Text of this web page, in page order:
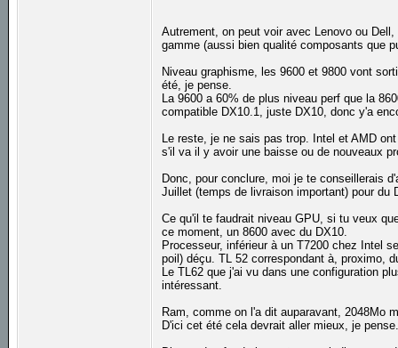
Autrement, on peut voir avec Lenovo ou
gamme (aussi bien qualité composants que
Niveau graphisme, les 9600 et 9800 vont
été, je pense.
La 9600 a 60% de plus niveau perf que la
compatible DX10.1, juste DX10, donc y'a
Le reste, je ne sais pas trop. Intel et AMD
s'il va il y avoir une baisse ou de nouveaux
Donc, pour conclure, moi je te conseillerais
Juillet (temps de livraison important) pour du
Ce qu'il te faudrait niveau GPU, si tu veux
ce moment, un 8600 avec du DX10.
Processeur, inférieur à un T7200 chez Intel
poil) déçu. TL 52 correspondant à, proximo,
Le TL62 que j'ai vu dans une configuration
intéressant.
Ram, comme on l'a dit auparavant, 2048Mo
D'ici cet été cela devrait aller mieux, je